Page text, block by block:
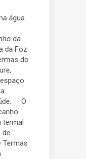
água
da
da Foz
do
O
termal
de
Termas